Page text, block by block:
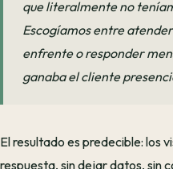
que literalmente no
Escogíamos entre
enfrente o responder
ganaba el cliente
El resultado es predecible: los
respuesta, sin dejar datos, sin